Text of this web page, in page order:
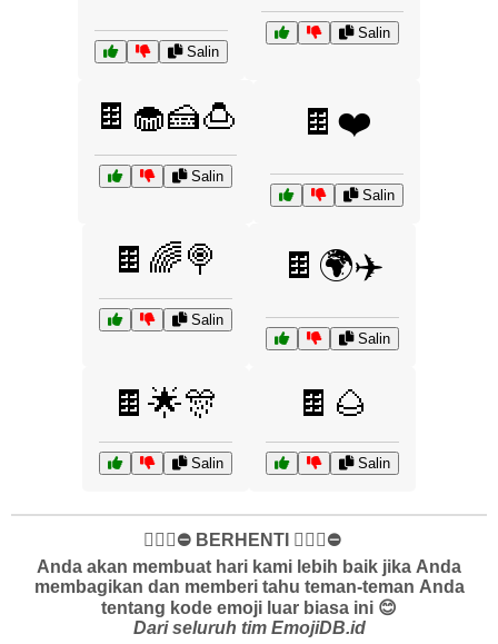
Salin
Salin
🍫🧁🍰🍮
Salin
🍫❤️
Salin
🍫🌈🍭
Salin
🍫🌍✈️
Salin
🍫🌟🎊
Salin
🍫🌰
Salin
✋🏻🛑⛔️ BERHENTI ✋🏻🛑⛔️
Anda akan membuat hari kami lebih baik jika Anda
membagikan dan memberi tahu teman-teman Anda
tentang kode emoji luar biasa ini 😊
Dari seluruh tim EmojiDB.id